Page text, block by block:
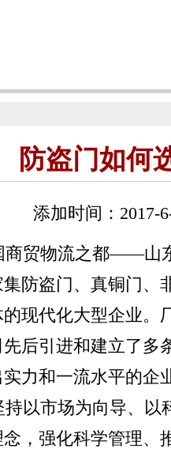
防盗门如何
添加时间：2017-
贸物流之都——山
防盗门、真铜门、
现代化大型企业。
后引进和建立了多
力和一流水平的企
以市场为向导、以
，强化科学管理、